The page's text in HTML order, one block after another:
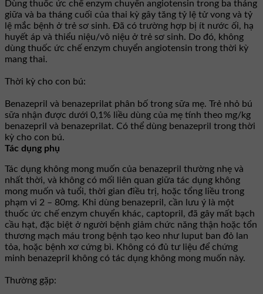
Dùng thuốc ức chế enzym chuyển angiotensin trong ba tháng
giữa và ba tháng cuối của thai kỳ gây tăng tỷ lệ tử vong và tỷ
lệ mắc bệnh ở trẻ sơ sinh. Đã có trường hợp bị ít nước ối, hạ
huyết áp và thiểu niệu/vô niệu ở trẻ sơ sinh. Do đó, không
dùng thuốc ức chế enzym chuyển angiotensin trong thời kỳ
mang thai.
Thời kỳ cho con bú:
Benazepril và benazeprilat phân bố trong sữa mẹ. Trẻ nhỏ bú
sữa nhận được dưới 0,1% liều dùng của mẹ tính theo mg/kg
benazepril và benazeprilat. Có thể dùng benazepril trong thời
kỳ cho con bú.
Tác dụng phụ
Tác dụng không mong muốn của benazepril thường nhẹ và
nhất thời, và không có mối liên quan giữa tác dụng không
mong muốn và tuổi, thời gian điều trị, hoặc tổng liều trong
phạm vi 2 – 80mg. Khi dùng benazepril, cần lưu ý là một
thuốc ức chế enzym chuyển khác, captopril, đã gây mất bạch
cầu hạt, đặc biệt ở người bệnh giảm chức năng thận hoặc tổn
thương mạch máu trong bệnh tạo keo như luput ban đỏ lan
tỏa, hoặc bệnh xơ cứng bì. Không có đủ tư liệu để chứng
minh benazepril không có tác dụng không mong muốn này.
Thường gặp: